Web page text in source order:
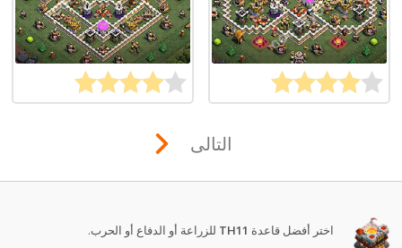
التالى
اختر أفضل قاعدة TH11 للزراعة أو الدفاع أو الحرب.